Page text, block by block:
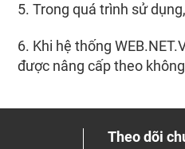
5. Trong quá trình sử
6. Khi hệ thống
được nâng cấp theo
Theo dõi